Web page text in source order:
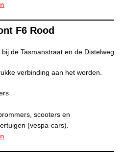
F6 Rood
de Tasmanstraat en de Distelweg
verbinding aan het worden.
scooters en
(vespa-cars).